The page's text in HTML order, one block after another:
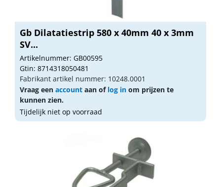
Gb Dilatatiestrip 580 x 40mm 40 x 3mm
SV...
Artikelnummer: GB00595
Gtin: 8714318050481
Fabrikant artikel nummer: 10248.0001
Vraag een account aan of log in om prijzen te
kunnen zien.
Tijdelijk niet op voorraad